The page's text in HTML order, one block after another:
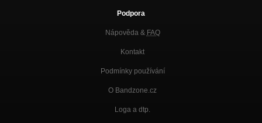
Podpora
Nápověda & FAQ
Kontakt
Podmínky používání
O Bandzone.cz
Loga a dtp.